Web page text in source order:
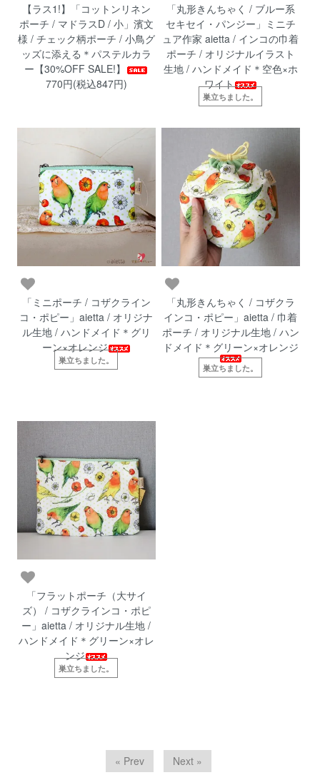
【ラス1!】「コットンリネン
ポーチ / マドラスD / 小」濱文
様 / チェック柄ポーチ / 小鳥グ
ッズに添える＊パステルカラ
ー【30%OFF SALE!】
770円(税込847円)
「丸形きんちゃく / ブルー系
セキセイ・パンジー」ミニチ
ュア作家 aietta / インコの巾着
ポーチ / オリジナルイラスト
生地 / ハンドメイド＊空色×ホ
ワイト
巣立ちました。
「ミニポーチ / コザクライン
コ・ポピー」aietta / オリジナ
ル生地 / ハンドメイド＊グリ
ーン×オレンジ
巣立ちました。
「丸形きんちゃく / コザクラ
インコ・ポピー」aietta / 巾着
ポーチ / オリジナル生地 / ハン
ドメイド＊グリーン×オレンジ
巣立ちました。
「フラットポーチ（大サイ
ズ） / コザクラインコ・ポピ
ー」aietta / オリジナル生地 /
ハンドメイド＊グリーン×オレ
ンジ
巣立ちました。
« Prev Next »